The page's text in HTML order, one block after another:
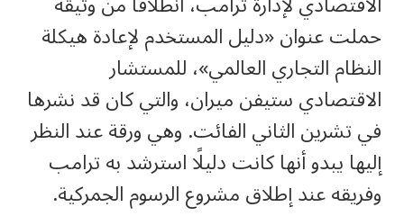
حملت عنوان «دليل المستخدم لإعادة هيكلة
النظام التجاري العالمي»، للمستشار
الاقتصادي ستيفن ميران، والتي كان قد نشرها
في تشرين الثاني الفائت. وهي ورقة عند النظر
إليها يبدو أنها كانت دليلًا استرشد به ترامب
وفريقه عند إطلاق مشروع الرسوم الجمركية.